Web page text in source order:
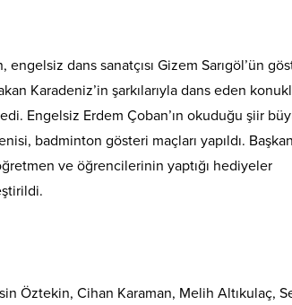
dans sanatçısı Gizem Sarıgöl’ün
Karadeniz’in şarkılarıyla dans eden
Engelsiz Erdem Çoban’ın okuduğu şiir
badminton gösteri maçları yapıldı. Başkan
ve öğrencilerinin yaptığı hediyeler
Öztekin, Cihan Karaman, Melih Altıkulaç,